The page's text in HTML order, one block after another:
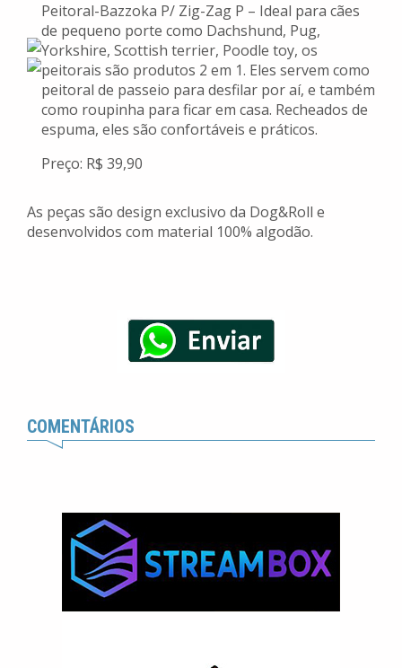
Peitoral-Bazzoka P/ Zig-Zag P – Ideal para cães
de pequeno porte como Dachshund, Pug,
Yorkshire, Scottish terrier, Poodle toy, os
peitorais são produtos 2 em 1. Eles servem como
peitoral de passeio para desfilar por aí, e também
como roupinha para ficar em casa. Recheados de
espuma, eles são confortáveis e práticos.
Preço: R$ 39,90
As peças são design exclusivo da Dog&Roll e
desenvolvidos com material 100% algodão.
COMENTÁRIOS